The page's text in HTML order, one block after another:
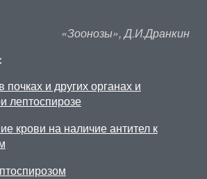
«Зоонозы», Д.И.Дранкин
и других органах и
лептоспирозе
крови на наличие антител к